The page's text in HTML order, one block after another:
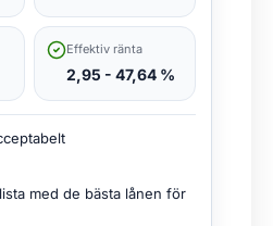
Effektiv ränta
2,95 - 47,64 %
med de bästa lånen för